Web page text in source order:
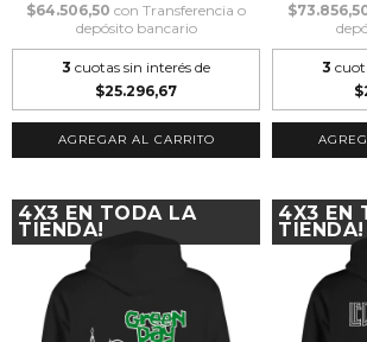
$64.506,50 con Transferencia o
depósito bancario
3 cuotas sin interés de
$25.296,67
AGREGAR AL CARRITO
3
4X3 EN TODA LA
TIENDA!
4X3 EN
TIENDA!